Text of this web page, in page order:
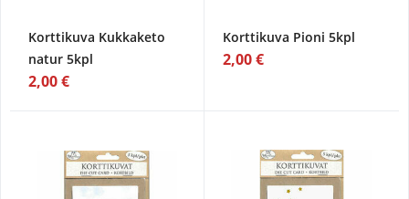
Korttikuva Kukkaketo
natur 5kpl
2,00 €
Korttikuva Pioni 5kpl
2,00 €